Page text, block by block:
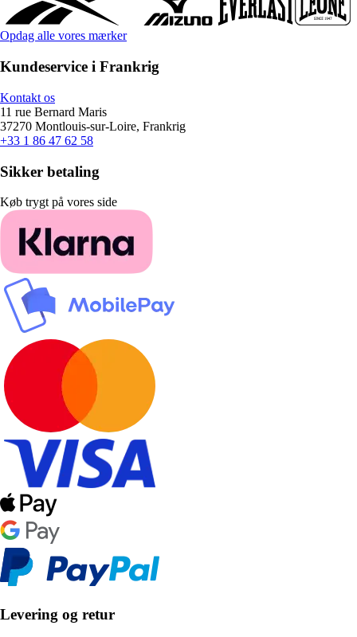
Opdag alle vores mærker
Kundeservice i Frankrig
Kontakt os
11 rue Bernard Maris
37270 Montlouis-sur-Loire, Frankrig
+33 1 86 47 62 58
Sikker betaling
Køb trygt på vores side
Levering og retur